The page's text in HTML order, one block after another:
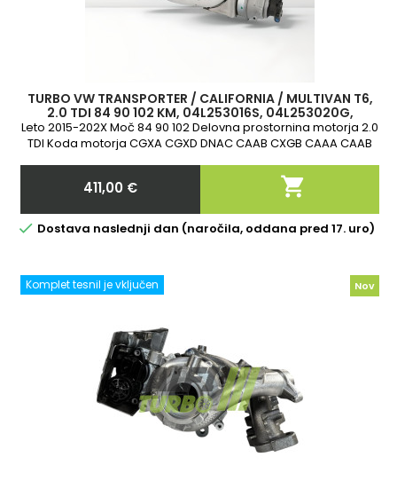
TURBO VW TRANSPORTER / CALIFORNIA / MULTIVAN T6,
2.0 TDI 84 90 102 KM, 04L253016S, 04L253020G,
04L253014H, 830324-2, 873732-1
Leto 2015-202X Moč 84 90 102 Delovna prostornina motorja 2.0
TDI Koda motorja CGXA CGXD DNAC CAAB CXGB CAAA CAAB
Cena
411,00 € 
 Dostava naslednji dan (naročila, oddana pred 17. uro)
Komplet tesnil je vključen Nov